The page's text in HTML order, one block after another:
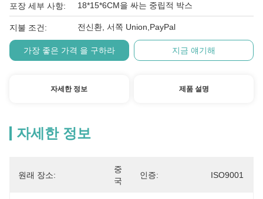
포장 세부 사항: 18*15*6CM을 싸는 중립적 박스
지불 조건: 전신환, 서쪽 Union,PayPal
가장 좋은 가격 을 구하라 지금 얘기해
자세한 정보 제품 설명
자세한 정보
원래 장소:
중
국
인증: ISO9001